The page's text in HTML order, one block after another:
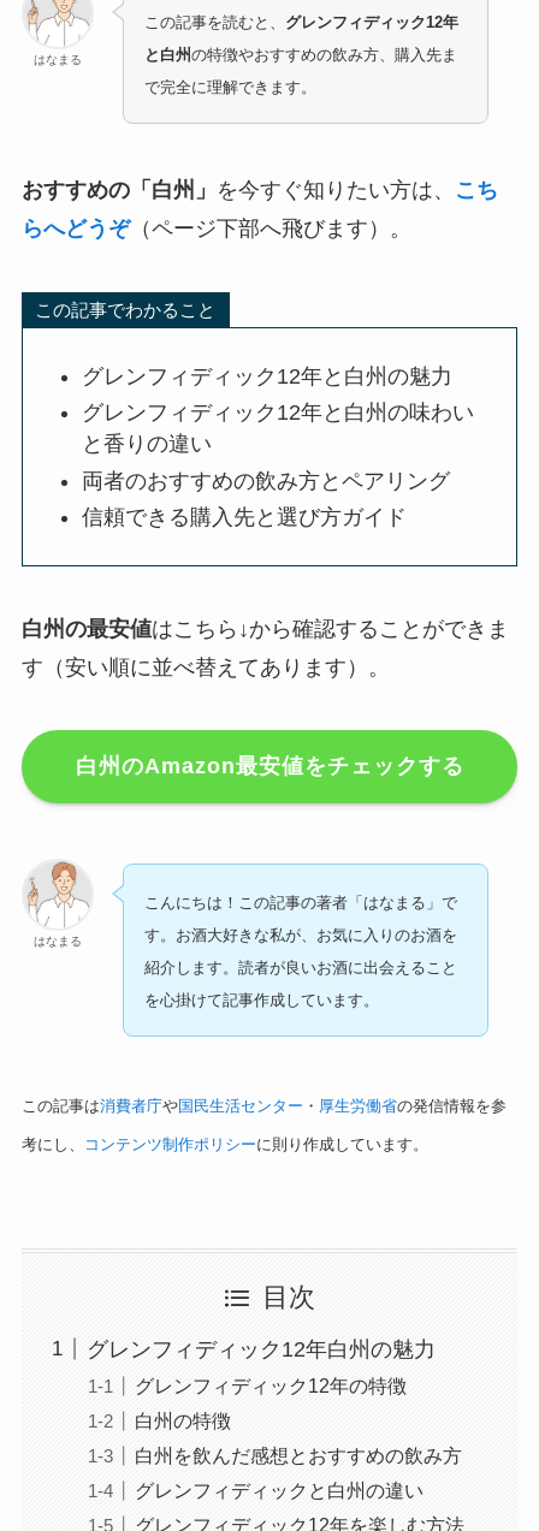
はなまる
この記事を読むと、 グレンフィディック12年
と白州の特徴やおすすめの飲み方、購入先ま
で完全に理解できます。
おすすめの「白州」 を今すぐ知りたい方は、
こち
らへどうぞ（ページ下部へ飛びます）。
この記事でわかること
グレンフィディック12年と白州の魅力
グレンフィディック12年と白州の味わい
と香りの違い
両者のおすすめの飲み方とペアリング
信頼できる購入先と選び方ガイド
白州の最安値はこちら↓から確認することができま
す（安い順に並べ替えてあります）。
白州のAmazon最安値をチェックする
はなまる
こんにちは！この記事の著者「はなまる」で
す。お酒大好きな私が、お気に入りのお酒を
紹介します。読者が良いお酒に出会えること
を心掛けて記事作成しています。
この記事は消費者庁や国民生活センター ・ 厚生労働省の発信情報を参
考にし、 コンテンツ制作ポリシーに則り作成しています。
目次
グレンフィディック12年白州の魅力
グレンフィディック12年の特徴
白州の特徴
白州を飲んだ感想とおすすめの飲み方
グレンフィディックと白州の違い
グレンフィディック12年を楽しむ方法